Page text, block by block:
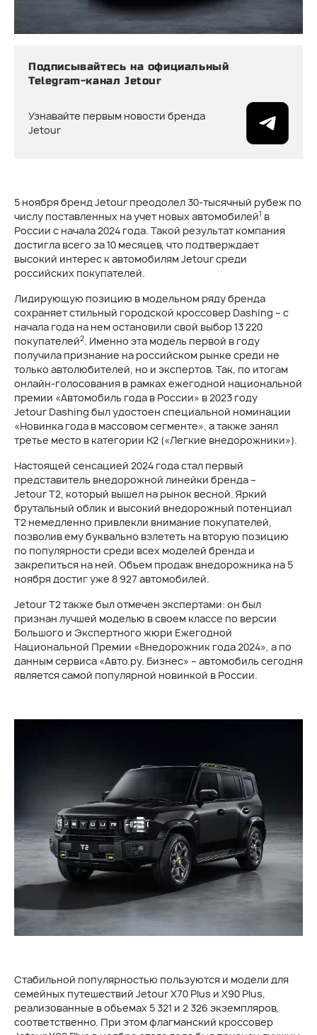
Подписывайтесь на официальный
Telegram-канал Jetour
Узнавайте первым новости бренда
Jetour
5 ноября бренд Jetour преодолел 30-тысячный рубеж по
числу поставленных на учет новых автомобилей1 в
России с начала 2024 года. Такой результат компания
достигла всего за 10 месяцев, что подтверждает
высокий интерес к автомобилям Jetour среди
российских покупателей.
Лидирующую позицию в модельном ряду бренда
сохраняет стильный городской кроссовер Dashing – с
начала года на нем остановили свой выбор 13 220
покупателей2. Именно эта модель первой в году
получила признание на российском рынке среди не
только автолюбителей, но и экспертов. Так, по итогам
онлайн-голосования в рамках ежегодной национальной
премии «Автомобиль года в России» в 2023 году
Jetour Dashing был удостоен специальной номинации
«Новинка года в массовом сегменте», а также занял
третье место в категории К2 («Легкие внедорожники»).
Настоящей сенсацией 2024 года стал первый
представитель внедорожной линейки бренда –
Jetour T2, который вышел на рынок весной. Яркий
брутальный облик и высокий внедорожный потенциал
Т2 немедленно привлекли внимание покупателей,
позволив ему буквально взлететь на вторую позицию
по популярности среди всех моделей бренда и
закрепиться на ней. Объем продаж внедорожника на 5
ноября достиг уже 8 927 автомобилей.
Jetour T2 также был отмечен экспертами: он был
признан лучшей моделью в своем классе по версии
Большого и Экспертного жюри Ежегодной
Национальной Премии «Внедорожник года 2024», а по
данным сервиса «Авто.ру. Бизнес» – автомобиль сегодня
является самой популярной новинкой в России.
Стабильной популярностью пользуются и модели для
семейных путешествий Jetour X70 Plus и X90 Plus,
реализованные в объемах 5 321 и 2 326 экземпляров,
соответственно. При этом флагманский кроссовер